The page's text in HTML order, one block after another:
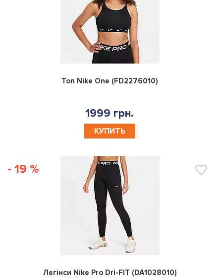
0
Топ Nike One (FD2276010)
1999 грн.
КУПИТЬ
- 19 %
0
Легінси Nike Pro Dri-FIT (DA1028010)